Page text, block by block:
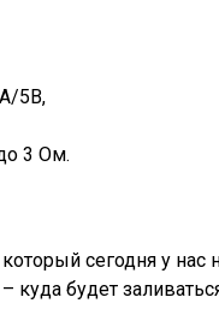
5В,
3 Ом.
сегодня у нас
куда будет